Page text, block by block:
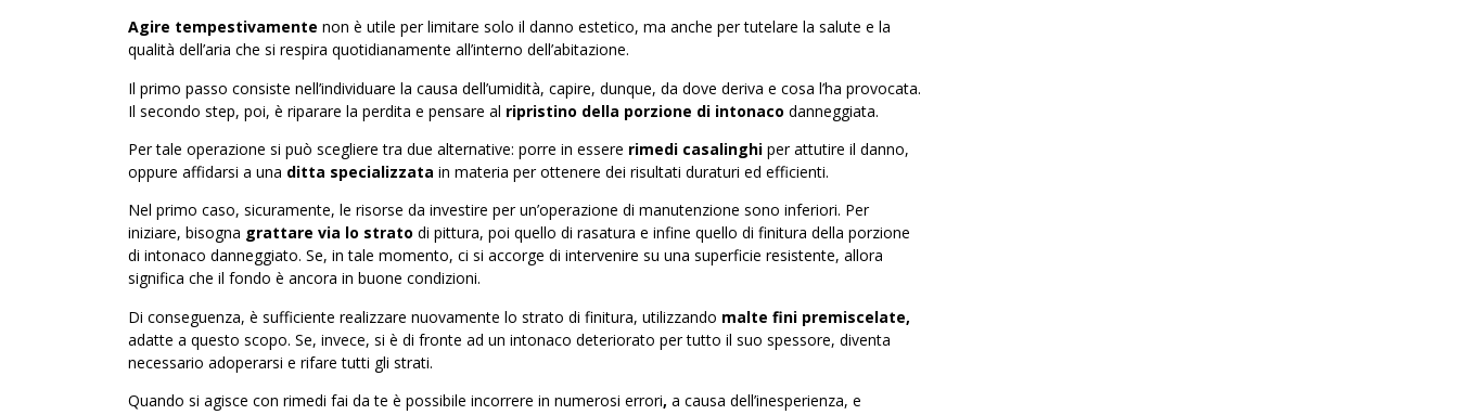
Agire tempestivamente non è utile per limitare solo il danno estetico, ma anche per tutelare la salute e la
qualità dell’aria che si respira quotidianamente all’interno dell’abitazione.
Il primo passo consiste nell’individuare la causa dell’umidità, capire, dunque, da dove deriva e cosa l’ha provocata.
Il secondo step, poi, è riparare la perdita e pensare al ripristino della porzione di intonaco danneggiata.
Per tale operazione si può scegliere tra due alternative: porre in essere rimedi casalinghi per attutire il danno,
oppure affidarsi a una ditta specializzata in materia per ottenere dei risultati duraturi ed efficienti.
Nel primo caso, sicuramente, le risorse da investire per un’operazione di manutenzione sono inferiori. Per
iniziare, bisogna grattare via lo strato di pittura, poi quello di rasatura e infine quello di finitura della porzione
di intonaco danneggiato. Se, in tale momento, ci si accorge di intervenire su una superficie resistente, allora
significa che il fondo è ancora in buone condizioni.
Di conseguenza, è sufficiente realizzare nuovamente lo strato di finitura, utilizzando malte fini premiscelate,
adatte a questo scopo. Se, invece, si è di fronte ad un intonaco deteriorato per tutto il suo spessore, diventa
necessario adoperarsi e rifare tutti gli strati.
Quando si agisce con rimedi fai da te è possibile incorrere in numerosi errori, a causa dell’inesperienza, e